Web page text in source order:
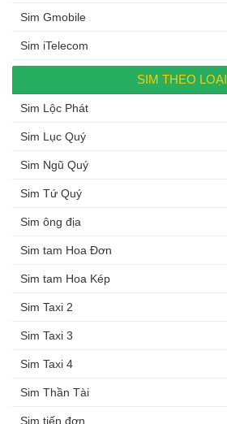
Sim Gmobile
Sim iTelecom
SIM THEO LOẠI
Sim Lộc Phát
Sim Lục Quý
Sim Ngũ Quý
Sim Tứ Quý
Sim ông địa
Sim tam Hoa Đơn
Sim tam Hoa Kép
Sim Taxi 2
Sim Taxi 3
Sim Taxi 4
Sim Thần Tài
Sim tiến đơn